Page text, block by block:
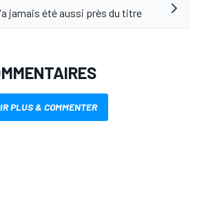
jamais été aussi près du titre
PLUS & COMMENTER